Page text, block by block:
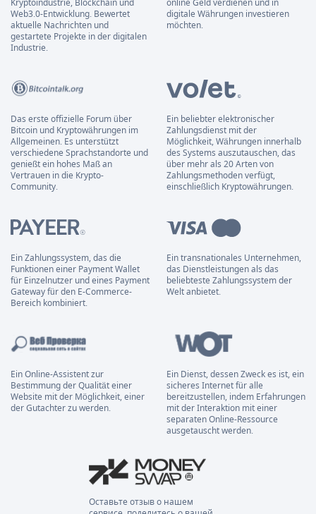
Kryptoindustrie, Blockchain und
Web3.0-Entwicklung. Bewertet
aktuelle Nachrichten und
gestartete Projekte in der digitalen
Industrie.
online Geld verdienen und in
digitale Währungen investieren
möchten.
Das erste offizielle Forum über
Bitcoin und Kryptowährungen im
Allgemeinen. Es unterstützt
verschiedene Sprachstandorte und
genießt ein hohes Maß an
Vertrauen in die Krypto-
Community.
Ein beliebter elektronischer
Zahlungsdienst mit der
Möglichkeit, Währungen innerhalb
des Systems auszutauschen, das
über mehr als 20 Arten von
Zahlungsmethoden verfügt,
einschließlich Kryptowährungen.
Ein Zahlungssystem, das die
Funktionen einer Payment Wallet
für Einzelnutzer und eines Payment
Gateway für den E-Commerce-
Bereich kombiniert.
Ein transnationales Unternehmen,
das Dienstleistungen als das
beliebteste Zahlungssystem der
Welt anbietet.
Ein Online-Assistent zur
Bestimmung der Qualität einer
Website mit der Möglichkeit, einer
der Gutachter zu werden.
Ein Dienst, dessen Zweck es ist, ein
sicheres Internet für alle
bereitzustellen, indem Erfahrungen
mit der Interaktion mit einer
separaten Online-Ressource
ausgetauscht werden.
Оставьте отзыв о нашем